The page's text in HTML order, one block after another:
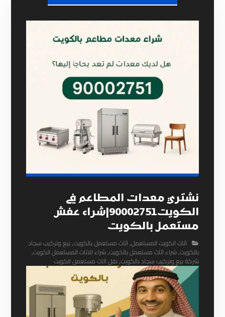
نشتري معدات المطاعم في
الكويت90002751|شراء عفش
مستعمل بالكويت
اثاث الكويت المستعمل,اثاث مستعمل بالكويت,بيع وتركيب سجاد
بالكويت,شراء اثاث مستعمل بالكويت,شراء الاثاث المستعمل الكويت,
شركة بيع وتركيب سجاد بالكويت,نقل اثاث مستعمل الكويت